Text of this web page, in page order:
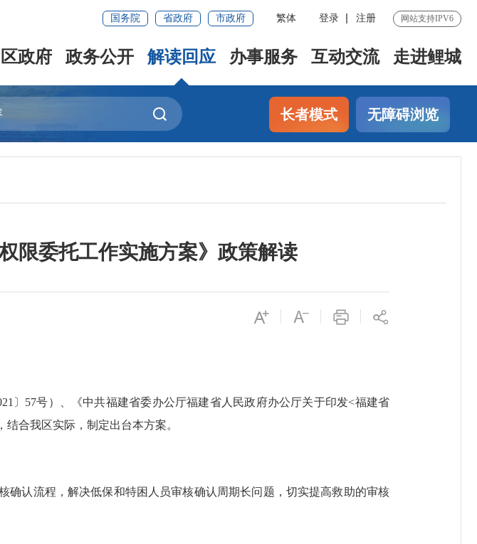
国务院 省政府 市政府 繁体 登录 注册 网站支持IPV6
区政府 政务公开 解读回应 办事服务 互动交流 走进鲤城
长者模式 无障碍浏览
限委托工作实施方案》政策解读
57号）、《中共福建省委办公厅福建省人民政府办公厅关于印发<福建省
合我区实际，制定出台本方案。
认流程，解决低保和特困人员审核确认周期长问题，切实提高救助的审核